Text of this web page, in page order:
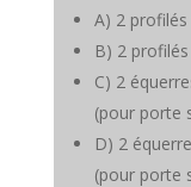
A) 2
B) 2
C) 2
(pour porte
D) 2
(pour porte